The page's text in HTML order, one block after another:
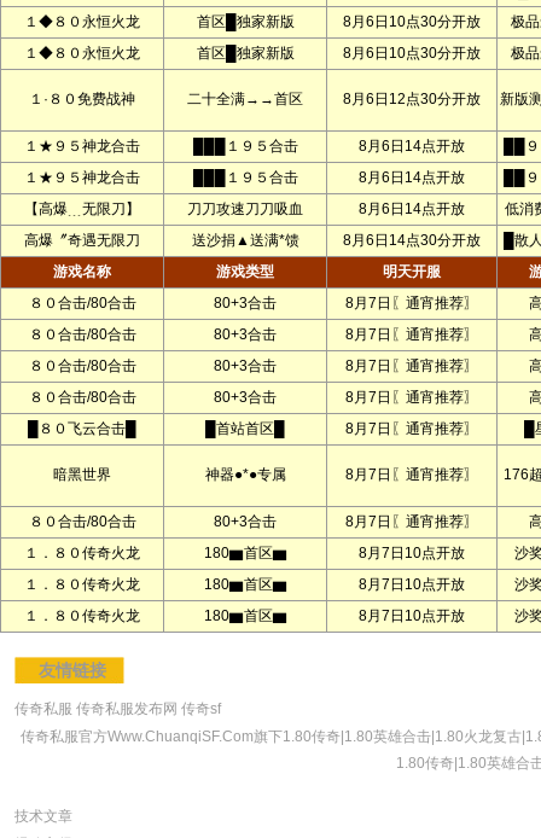
１◆８０永恒火龙
首区█独家新版 8月6日10点30分开放
极
１◆８０永恒火龙
首区█独家新版 8月6日10点30分开放 极
１·８０免费战神 二十全满→→首区 8月6日12点30分开放 新版
１★９５神龙合击 ███１９５合击 8月6日14点开放
██
１★９５神龙合击
███１９５合击 8月6日14点开放
██
【高爆﹍无限刀】
刀刀攻速刀刀吸血 8月6日14点开放
低消
高爆〞奇遇无限刀
送沙捐▲送满*馈 8月6日14点30分开放
█散
游戏名称
游戏类型 明天开服
８０合击/80合击
80+3合击 8月7日〖通宵推荐〗
８０合击/80合击
80+3合击 8月7日〖通宵推荐〗
８０合击/80合击
80+3合击 8月7日〖通宵推荐〗
８０合击/80合击
80+3合击 8月7日〖通宵推荐〗
█８０飞云合击█
█首站首区█ 8月7日〖通宵推荐〗
暗黑世界 神器●*●专属 8月7日〖通宵推荐〗 176
８０合击/80合击 80+3合击 8月7日〖通宵推荐〗
１．８０传奇火龙
180▆首区▆ 8月7日10点开放
沙
１．８０传奇火龙
180▆首区▆ 8月7日10点开放
沙
１．８０传奇火龙
180▆首区▆ 8月7日10点开放 沙
友情链接
传奇私服 传奇私服发布网 传奇sf
传奇私服官方Www.ChuanqiSF.Com旗下1.80传奇|1.80英雄合击|1.80火龙复古
1.80传奇|1.80英雄合
技术文章